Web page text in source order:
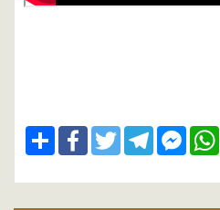
ShareFacebookTwitterTelegramFacebook
Messenger
WhatsApp